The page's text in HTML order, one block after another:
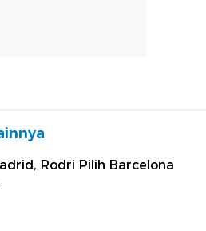
Rodri Pilih Barcelona